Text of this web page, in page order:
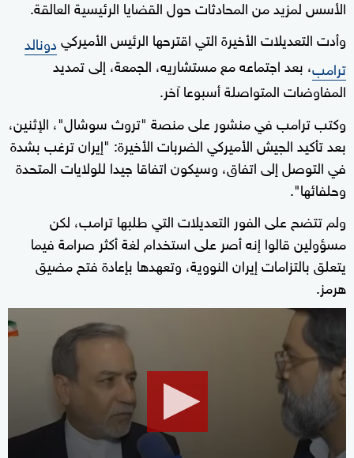
الأسس لمزيد من المحادثات حول القضايا الرئيسية العالقة.
وأدت التعديلات الأخيرة التي اقترحها الرئيس الأميركيدونالد
ترامب، بعد اجتماعه مع مستشاريه، الجمعة، إلى تمديد
المفاوضات المتواصلة أسبوعا آخر.
وكتب ترامب في منشور على منصة "تروث سوشال"، الإثنين،
بعد تأكيد الجيش الأميركي الضربات الأخيرة: "إيران ترغب بشدة
في التوصل إلى اتفاق، وسيكون اتفاقا جيدا للولايات المتحدة
وحلفائها".
ولم تتضح على الفور التعديلات التي طلبها ترامب، لكن
مسؤولين قالوا إنه أصر على استخدام لغة أكثر صرامة فيما
يتعلق بالتزامات إيران النووية، وتعهدها بإعادة فتح مضيق
هرمز.
0
seconds